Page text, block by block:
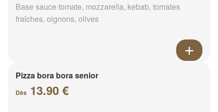
Base sauce tomate, mozzarella, kebab, tomates
fraîches, oignons, olives
Pizza bora bora senior
Dès 13.90 €